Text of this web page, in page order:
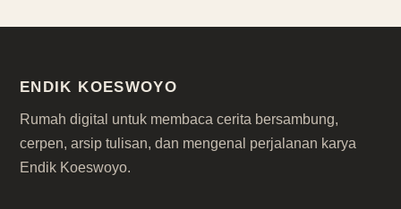
ENDIK KOESWOYO
Rumah digital untuk membaca cerita bersambung,
cerpen, arsip tulisan, dan mengenal perjalanan karya
Endik Koeswoyo.